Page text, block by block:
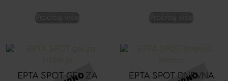
EPTA SPOT GEL ZA
EPTA SPOT DNEVNA